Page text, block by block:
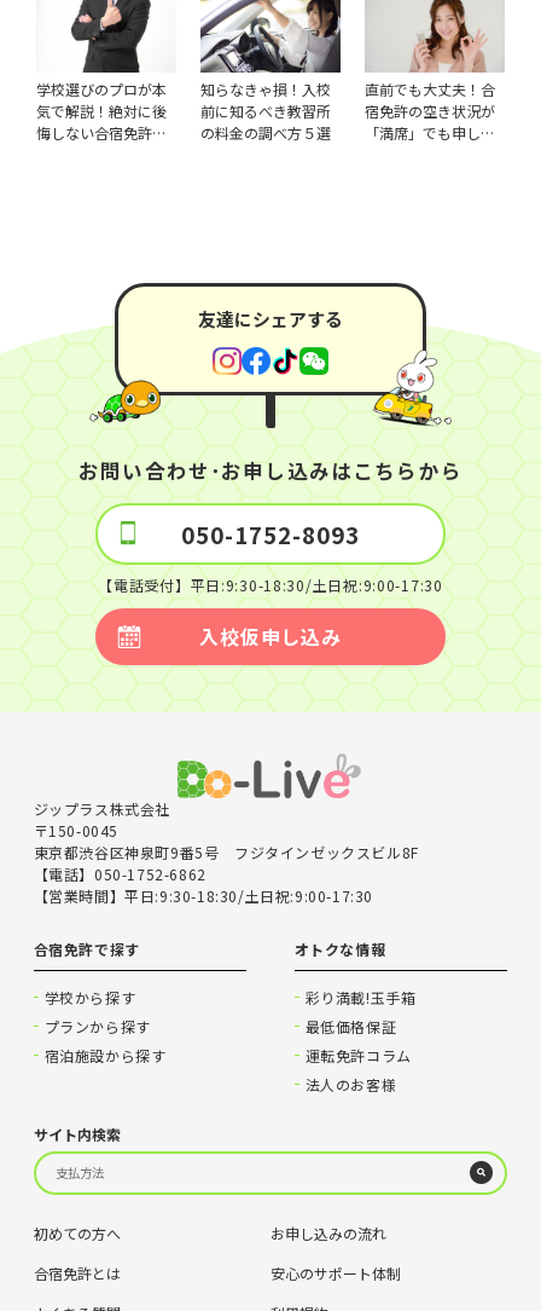
学校選びのプロが本
気で解説！絶対に後
悔しない合宿免許の
知らなきゃ損！入校
前に知るべき教習所
の料金の調べ方５選
直前でも大丈夫！合
宿免許の空き状況が
「満席」でも申し込
友達にシェアする
お問い合わせ･お申し込みはこちらから
050-1752-8093
【電話受付】平日:9:30-18:30/土日祝:9:00-17:30
入校仮申し込み
ジップラス株式会社
〒150-0045
東京都渋谷区神泉町9番5号 フジタインゼックスビル8F
【電話】050-1752-6862
【営業時間】平日:9:30-18:30/土日祝:9:00-17:30
合宿免許で探す
学校から探す
プランから探す
宿泊施設から探す
オトクな情報
彩り満載!玉手箱
最低価格保証
運転免許コラム
法人のお客様
サイト内検索
初めての方へ
お申し込みの流れ
合宿免許とは
安心のサポート体制